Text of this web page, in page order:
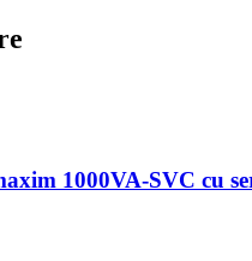
1000VA-SVC cu